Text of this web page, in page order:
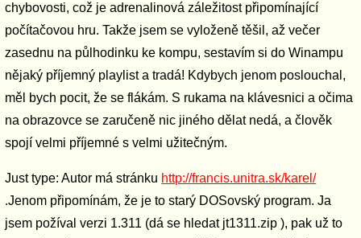
chybovosti, což je adrenalinová záležitost připomínající
počítačovou hru. Takže jsem se vyloženě těšil, až večer
zasednu na půlhodinku ke kompu, sestavím si do Winampu
nějaký příjemný playlist a tradá! Kdybych jenom poslouchal,
měl bych pocit, že se flákám. S rukama na klávesnici a očima
na obrazovce se zaručeně nic jiného dělat nedá, a člověk
spojí velmi příjemné s velmi užitečným.
Just type: Autor má stránku http://francis.unitra.sk/karel/
.Jenom připomínám, že je to starý DOSovský program. Ja
jsem požíval verzi 1.311 (dá se hledat jt1311.zip ), pak už to